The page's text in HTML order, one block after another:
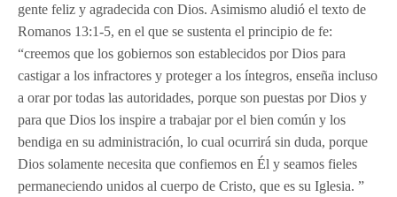
gente feliz y agradecida con Dios. Asimismo aludió el texto de
Romanos 13:1-5, en el que se sustenta el principio de fe:
“creemos que los gobiernos son establecidos por Dios para
castigar a los infractores y proteger a los íntegros, enseña incluso
a orar por todas las autoridades, porque son puestas por Dios y
para que Dios los inspire a trabajar por el bien común y los
bendiga en su administración, lo cual ocurrirá sin duda, porque
Dios solamente necesita que confiemos en Él y seamos fieles
permaneciendo unidos al cuerpo de Cristo, que es su Iglesia. ”